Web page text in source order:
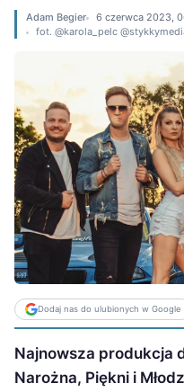
Adam Begier 6 czerwca 2023,
fot. @karola_pelc
Dodaj nas do ulubionych w Google
Najnowsza produkcja
Narożna, Piękni i